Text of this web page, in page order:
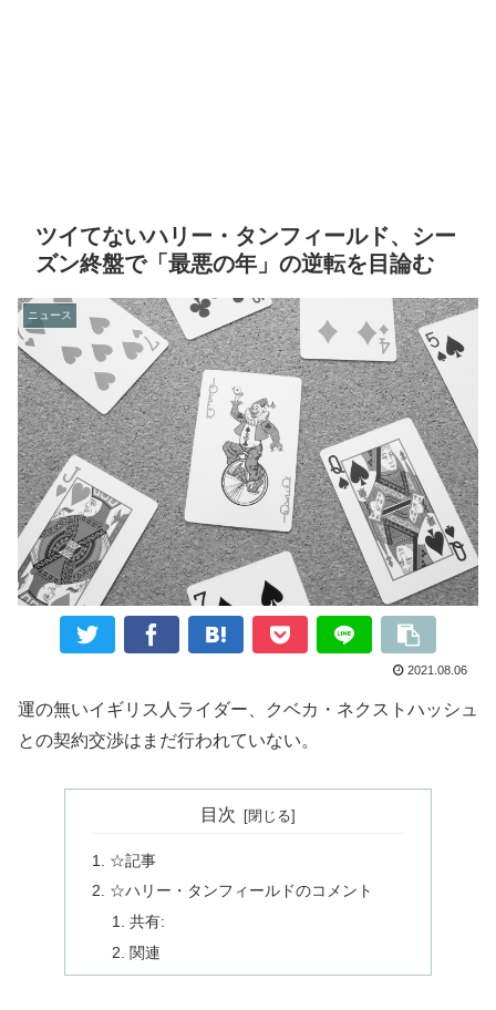
ツイてないハリー・タンフィールド、シー
ズン終盤で「最悪の年」の逆転を目論む
ニュース
2021.08.06
運の無いイギリス人ライダー、クベカ・ネクストハッシュ
との契約交渉はまだ行われていない。
目次
☆記事
☆ハリー・タンフィールドのコメント
共有:
関連